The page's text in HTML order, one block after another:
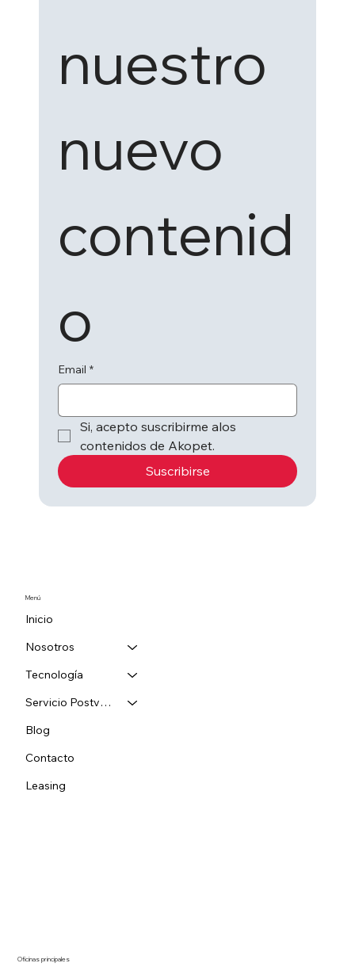
nuestro
nuevo
contenid
o
Email *
Si, acepto suscribirme alos
contenidos de Akopet.
Suscribirse
Inicio
Nosotros
Tecnología
Servicio Postventa
Blog
Contacto
Leasing
Menú
Oficinas principales